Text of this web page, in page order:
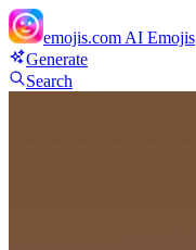
emojis.com AI Emojis
Generate
Search